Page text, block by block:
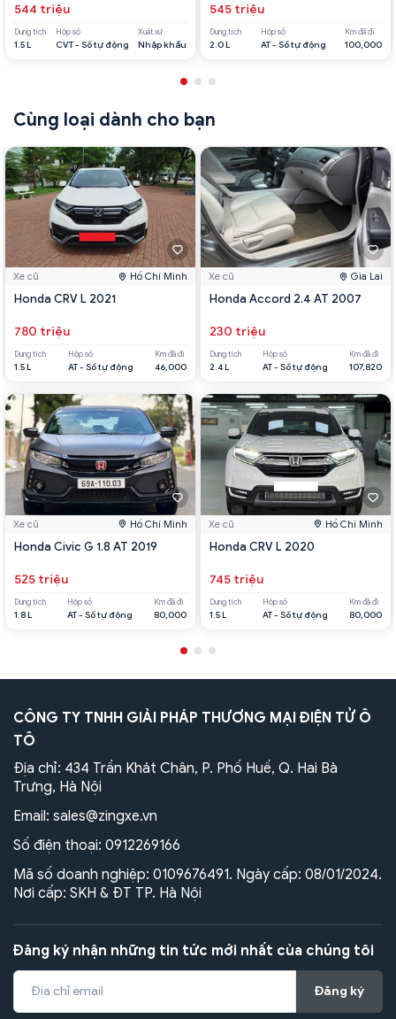
544 triệu
Dung tích
1.5 L
Hộp số
CVT - Số tự động
Xuất xứ
Nhập khẩu
545 triệu
Dung tích
2.0 L
Hộp số
AT - Số tự động
Km đã đi
100,000
Cùng loại dành cho bạn
Xe cũ Hồ Chí Minh
Honda CRV L 2021
780 triệu
Dung tích
1.5 L
Hộp số
AT - Số tự động
Km đã đi
46,000
Xe cũ Hồ Chí Minh
Honda Civic G 1.8 AT 2019
525 triệu
Dung tích
1.8 L
Hộp số
AT - Số tự động
Km đã đi
80,000
Xe cũ Gia Lai
Honda Accord 2.4 AT 2007
230 triệu
Dung tích
2.4 L
Hộp số
AT - Số tự động
Km đã đi
107,820
Xe cũ Hồ Chí Minh
Honda CRV L 2020
745 triệu
Dung tích
1.5 L
Hộp số
AT - Số tự động
Km đã đi
80,000
CÔNG TY TNHH GIẢI PHÁP THƯƠNG MẠI ĐIỆN TỬ Ô
TÔ
Địa chỉ: 434 Trần Khát Chân, P. Phố Huế, Q. Hai Bà
Trưng, Hà Nội
Email: sales@zingxe.vn
Số điện thoại: 0912269166
Mã số doanh nghiệp: 0109676491. Ngày cấp: 08/01/2024.
Nơi cấp: SKH & ĐT TP. Hà Nội
Đăng ký nhận những tin tức mới nhất của chúng tôi
Đăng ký